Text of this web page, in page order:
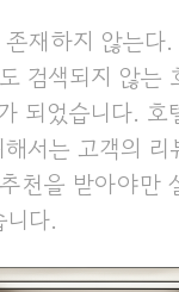
재하지 않는다
검색되지 않는
되었습니다. 호
서는 고객의
천을 받아야만
다.